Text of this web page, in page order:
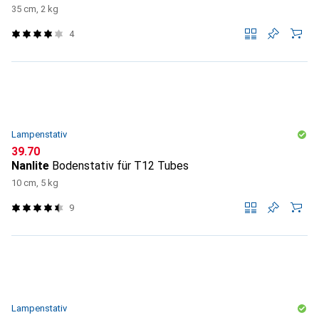
35 cm, 2 kg
4
Lampenstativ
CHF
39.70
Nanlite Bodenstativ für T12 Tubes
10 cm, 5 kg
9
Lampenstativ